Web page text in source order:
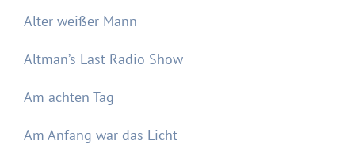
Alter weißer Mann
Altman’s Last Radio Show
Am achten Tag
Am Anfang war das Licht